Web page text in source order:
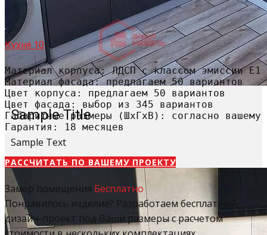
Sample Title
Sample Text
Кухня 10
Материал корпуса: ЛДСП с классом эмиссии Е1
Материал фасада: предлагаем 50 вариантов
Цвет корпуса: предлагаем 50 вариантов
Цвет фасада: выбор из 345 вариантов
Габаритные размеры (ШхГхВ): согласно вашему
Гарантия: 18 месяцев
РАССЧИТАТЬ​ ПО ВАШЕМУ ПРОЕКТУ
Замер помещения Бесплатно
Понравилось изделие? Разработаем бесплатный
дизайн-проект под Ваши размеры с расчетом